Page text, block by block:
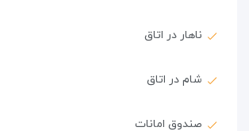
ناهار در اتاق
شام در اتاق
صندوق امانات